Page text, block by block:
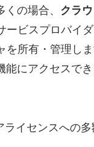
の場合、 クラ
ビスプロバイ
所有・管理し
にアクセスでき
イセンスへの